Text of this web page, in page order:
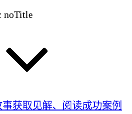
noTitle
事获取见解、阅读成功案例